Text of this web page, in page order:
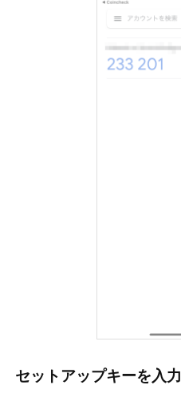
セットアップキーを入力